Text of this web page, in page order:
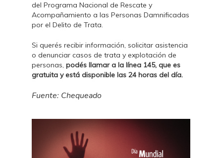
del Programa Nacional de Rescate y
Acompañamiento a las Personas Damnificadas
por el Delito de Trata.
Si querés recibir información, solicitar asistencia
o denunciar casos de trata y explotación de
personas, podés llamar a la línea 145, que es
gratuita y está disponible las 24 horas del día.
Fuente: Chequeado